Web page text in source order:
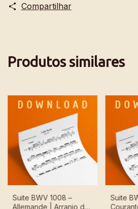
Compartilhar
Produtos similares
Suite BWV 1008 –
Allemande | Arranjo de
Suite